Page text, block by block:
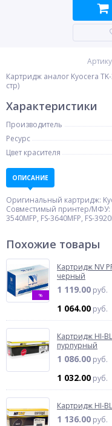
Картридж аналог Kyocera
стр)
Характеристики
Производитель
Ресурс
Цвет красителя
ОПИСАНИЕ
Оригинальный картридж:
Совместимый принтер/МФУ:
3540MFP, FS-3640MFP, FS-
Похожие товары
%
Картридж NV
черный
1 119.00 руб.
1 064.00 руб.
Картридж HI-
пурпурный
1 086.00 руб.
1 032.00 руб.
Картридж HI-
1 136.00 руб.